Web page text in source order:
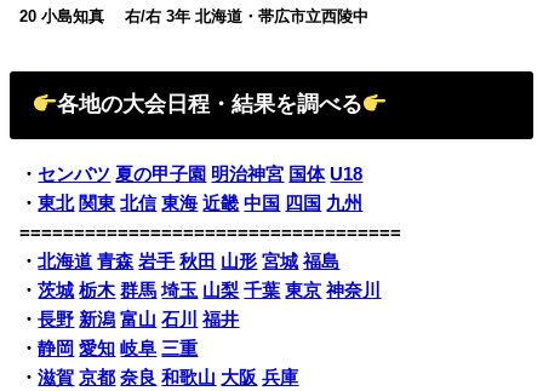
20 小島知真 右/右 3年 北海道・帯広市立西陵中
各地の大会日程・結果を調べる
・ センバツ 夏の甲子園 明治神宮 国体 U18
・東北 関東 北信 東海 近畿 中国 四国 九州
===================================
・北海道 青森 岩手 秋田 山形 宮城 福島
・茨城 栃木 群馬 埼玉 山梨 千葉 東京 神奈川
・長野 新潟 富山 石川
福井
・静岡 愛知 岐阜 三重
・滋賀 京都 奈良 和歌山 大阪 兵庫